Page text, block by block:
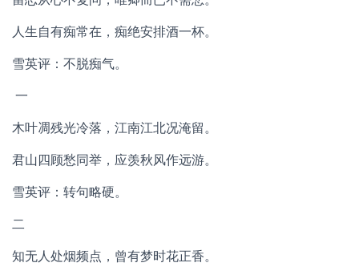
人生自有痴常在，痴绝安排酒一杯。
雪英评：不脱痴气。
一
木叶凋残光冷落，江南江北况淹留。
君山四顾愁同举，应羡秋风作远游。
雪英评：转句略硬。
二
知无人处烟频点，曾有梦时花正香。